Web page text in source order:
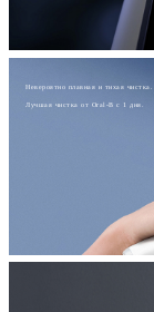
Невероятно плавная и тихая чистка.
Лучшая чистка от Oral-B с 1 дня.